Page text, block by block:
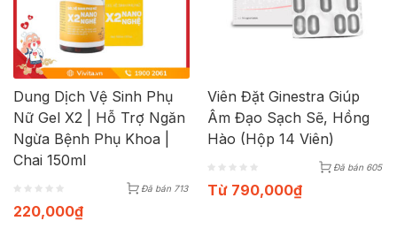
Dung Dịch Vệ Sinh Phụ
Nữ Gel X2 | Hỗ Trợ Ngăn
Ngừa Bệnh Phụ Khoa |
Chai 150ml
Đã bán 713
220,000₫
Viên Đặt Ginestra Giúp
Âm Đạo Sạch Sẽ, Hồng
Hào (Hộp 14 Viên)
Đã bán 605
Từ 790,000₫